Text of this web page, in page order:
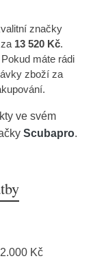
značky
13 520 Kč.
máte rádi
zboží za
ve svém
Scubapro.
Kč